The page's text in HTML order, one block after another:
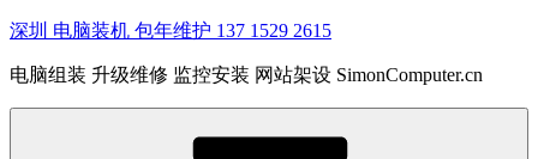
深圳 电脑装机 包年维护 137 1529 2615
电脑组装 升级维修 监控安装 网站架设 SimonComputer.cn